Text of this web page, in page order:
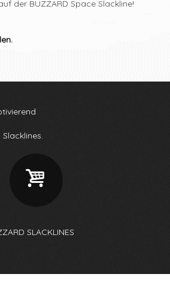
der BUZZARD Space Slackline!
Slacklines.
i
SLACKLINES